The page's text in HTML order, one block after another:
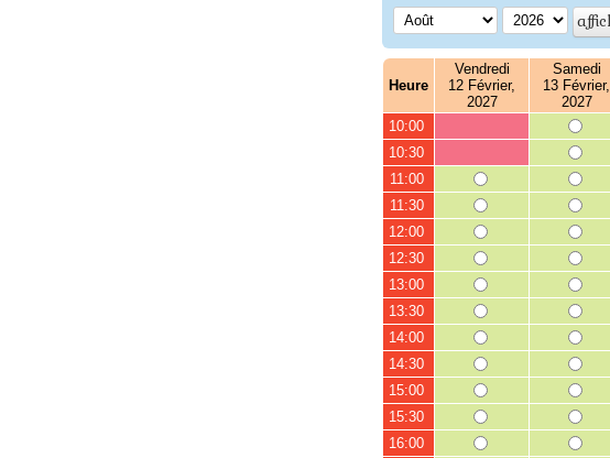
Heure
Vendredi
12 Février,
2027
Samedi
13 Février,
2027
10:00
10:30
11:00
11:30
12:00
12:30
13:00
13:30
14:00
14:30
15:00
15:30
16:00